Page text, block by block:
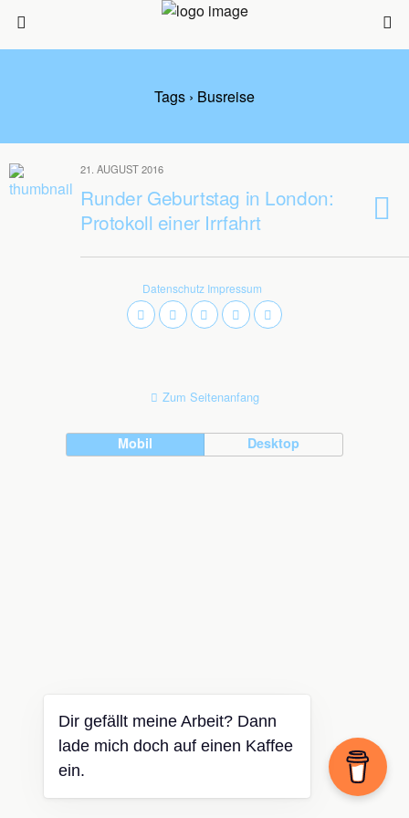
Tags › Busreise
21. AUGUST 2016
Runder Geburtstag in London:
Protokoll einer Irrfahrt
Datenschutz Impressum
Zum Seitenanfang
Mobil Desktop
Dir gefällt meine Arbeit? Dann
lade mich doch auf einen Kaffee
ein.